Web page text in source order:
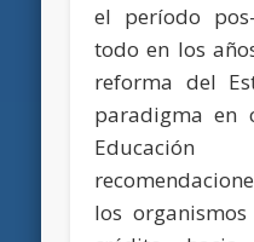
el período
todo en los
reforma del
paradigma en
Educación
los